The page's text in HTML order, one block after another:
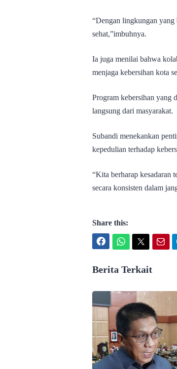
“Dengan lingkungan yang
sehat,”imbuhnya.
Ia juga menilai bahwa
menjaga kebersihan kota
Program kebersihan yang
langsung dari masyarakat.
Subandi menekankan
kepedulian terhadap
“Kita berharap kesadaran
secara konsisten dalam
Share this:
Berita Terkait